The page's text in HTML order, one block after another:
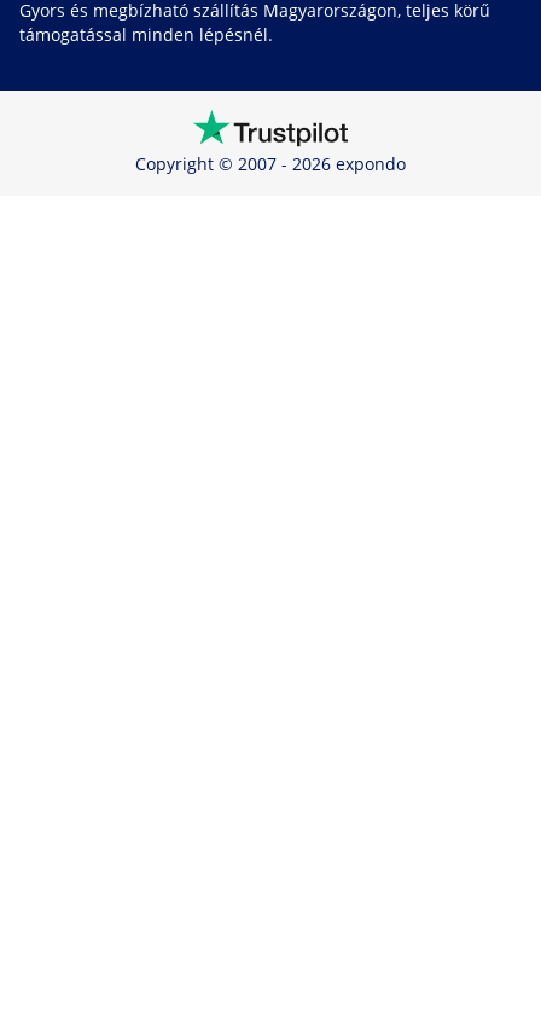
Gyors és megbízható szállítás Magyarországon, teljes körű
támogatással minden lépésnél.
Copyright © 2007 - 2026 expondo